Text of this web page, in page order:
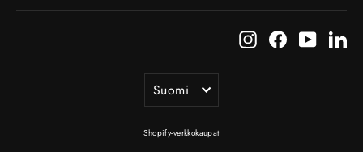
InstagramFacebook
Kieli
Suomi
Shopify-verkkokaupat